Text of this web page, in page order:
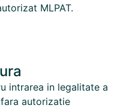
MLPAT.
intrarea in legalitate a
autorizatie